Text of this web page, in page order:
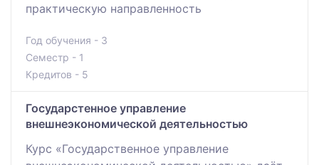
практическую направленность
Год обучения - 3
Семестр - 1
Кредитов - 5
Государстенное управление
внешнеэкономической деятельностью
Курс «Государственное управление